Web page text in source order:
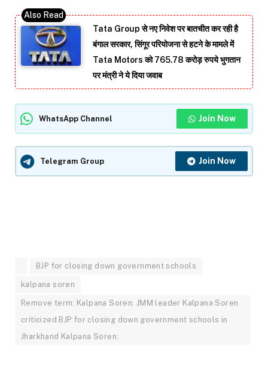
Tata Group से नए निवेश पर बातचीत कर रही है
बंगाल सरकार, सिंगूर परियोजना से हटने के मामले में
Tata Motors को 765.78 करोड़ रुपये भुगतान
पर मंत्री ने ये दिया जवाब
WhatsApp Channel Join Now
Telegram Group Join Now
BJP for closing down government schools
kalpana soren
Remove term: Kalpana Soren: JMM leader Kalpana Soren
criticized BJP for closing down government schools in
Jharkhand Kalpana Soren: